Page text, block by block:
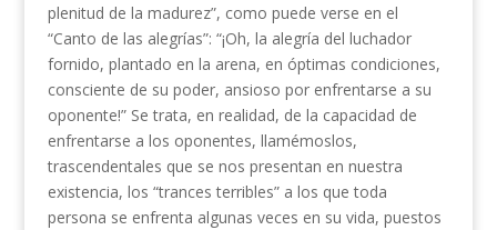
plenitud de la madurez”, como puede verse en el
“Canto de las alegrías”: “¡Oh, la alegría del luchador
fornido, plantado en la arena, en óptimas condiciones,
consciente de su poder, ansioso por enfrentarse a su
oponente!” Se trata, en realidad, de la capacidad de
enfrentarse a los oponentes, llamémoslos,
trascendentales que se nos presentan en nuestra
existencia, los “trances terribles” a los que toda
persona se enfrenta algunas veces en su vida, puestos